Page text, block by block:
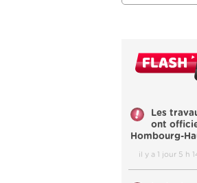
Les
ont
Hombourg-
il y a 1 jour 5 h